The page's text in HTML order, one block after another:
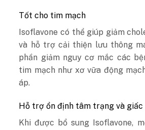
Tốt cho tim mạch
Isoflavone có thể giúp giảm
và hỗ trợ cải thiện lưu thông
phần giảm nguy cơ mắc các
tim mạch như xơ vữa động
áp.
Hỗ trợ ổn định tâm trạng và giấc
Khi được bổ sung Isoflavone,